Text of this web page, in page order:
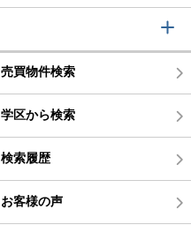
売買物件検索
学区から検索
検索履歴
お客様の声